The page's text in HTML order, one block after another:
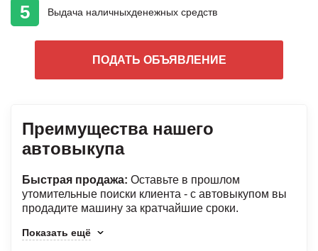
5 Выдача наличныхденежных средств
ПОДАТЬ ОБЪЯВЛЕНИЕ
Преимущества нашего
автовыкупа
Быстрая продажа: Оставьте в прошлом
утомительные поиски клиента - с автовыкупом вы
продадите машину за кратчайшие сроки.
Показать ещё